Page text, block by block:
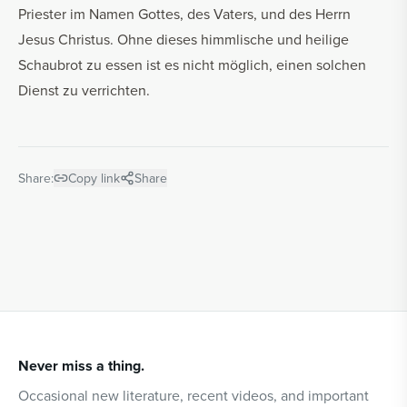
Priester im Namen Gottes, des Vaters, und des Herrn
Jesus Christus. Ohne dieses himmlische und heilige
Schaubrot zu essen ist es nicht möglich, einen solchen
Dienst zu verrichten.
Share: Copy link Share
Never miss a thing.
Occasional new literature, recent videos, and important